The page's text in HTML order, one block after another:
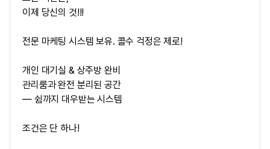
이제 당신의 것!!!
전문 마케팅 시스템 보유. 콜수 걱정은 제로!
개인 대기실 & 상주방 완비
관리룸과 완전 분리된 공간
— 쉼까지 대우받는 시스템
조건은 단 하나!